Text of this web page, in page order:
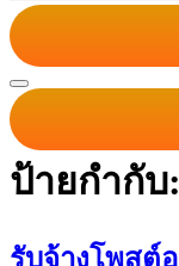
ป้ายกำกับ:
รับจ้างโพสต์